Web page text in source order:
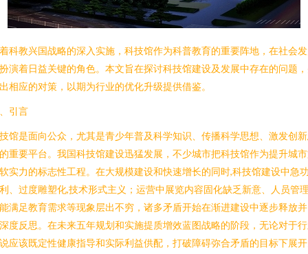
科教兴国战略的深入实施，科技馆作为科普教育的重要阵地，在社会
演着日益关键的角色。本文旨在探讨科技馆建设及发展中存在的问题
相应的对策，以期为行业的优化升级提供借鉴。
引言
馆是面向公众，尤其是青少年普及科学知识、传播科学思想、激发创
重要平台。我国科技馆建设迅猛发展，不少城市把科技馆作为提升城
实力的标志性工程。在大规模建设和快速增长的同时,科技馆建设中急
、过度雕塑化,技术形式主义；运营中展览内容固化缺乏新意、人员管
满足教育需求等现象层出不穷，诸多矛盾开始在渐进建设中逐步释放
度反思。在未来五年规划和实施提质增效蓝图战略的阶段，无论对于
应该既定性健康指导和实际利益供配，打破障碍弥合矛盾的目标下展